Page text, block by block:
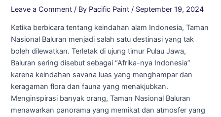
Leave a Comment / By Pacific Paint/ September 19, 2024
Ketika berbicara tentang keindahan alam Indonesia, Taman
Nasional Baluran menjadi salah satu destinasi yang tak
boleh dilewatkan. Terletak di ujung timur Pulau Jawa,
Baluran sering disebut sebagai “Afrika-nya Indonesia”
karena keindahan savana luas yang menghampar dan
keragaman flora dan fauna yang menakjubkan.
Menginspirasi banyak orang, Taman Nasional Baluran
menawarkan panorama yang memikat dan atmosfer yang